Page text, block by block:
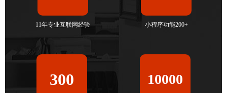
11年专业互联网经验 小程序功能200+
300 10000